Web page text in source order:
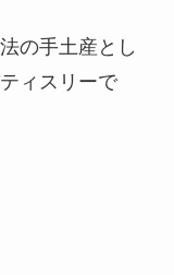
の手土産とし
ィスリーで